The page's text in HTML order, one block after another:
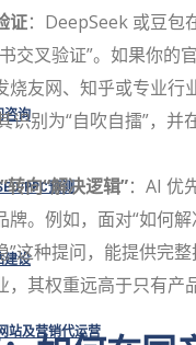
咨询
PPC预测
建设
站及营销代运营
证：DeepSeek 或豆包
交叉验证”。如果你的
烧友网、知乎或专业行
识别为“自吹自擂”，并
转向“解决逻辑”：AI 优
牌。例如，面对“如何
”这种提问，能提供完
，其权重远高于只有产